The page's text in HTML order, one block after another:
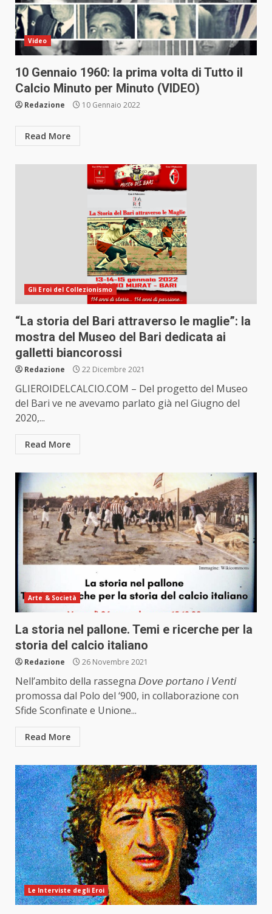
Video
10 Gennaio 1960: la prima volta di Tutto il
Calcio Minuto per Minuto (VIDEO)
Redazione 10 Gennaio 2022
Read More
Gli Eroi del Collezionismo
“La storia del Bari attraverso le maglie”: la
mostra del Museo del Bari dedicata ai
galletti biancorossi
Redazione 22 Dicembre 2021
GLIEROIDELCALCIO.COM – Del progetto del Museo
del Bari ve ne avevamo parlato già nel Giugno del
2020,...
Read More
Arte & Società
La storia nel pallone. Temi e ricerche per la
storia del calcio italiano
Redazione 26 Novembre 2021
Nell’ambito della rassegna 𝘋𝘰𝘷𝘦 𝘱𝘰𝘳𝘵𝘢𝘯𝘰 𝘪 𝘝𝘦𝘯𝘵𝘪
promossa dal Polo del ‘900, in collaborazione con
Sfide Sconfinate e Unione...
Read More
Le Interviste degli Eroi